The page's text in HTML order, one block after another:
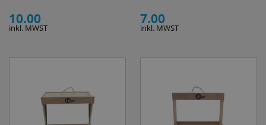
10.00
inkl. MWST
7.00
inkl. MWST